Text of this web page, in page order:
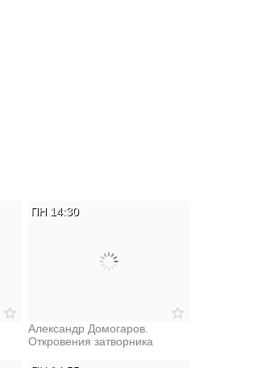
Александр Домогаров.
Откровения затворника
ПН 14:30